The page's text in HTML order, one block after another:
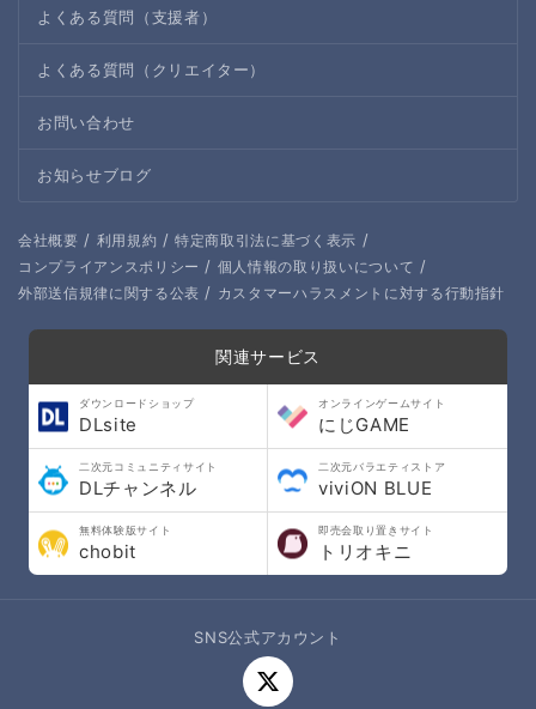
よくある質問（支援者）
よくある質問（クリエイター）
お問い合わせ
お知らせブログ
会社概要 / 利用規約 / 特定商取引法に基づく表示 /
コンプライアンスポリシー / 個人情報の取り扱いについて /
外部送信規律に関する公表 / カスタマーハラスメントに対する行動指針
関連サービス
ダウンロードショップ
DLsite
オンラインゲームサイト
にじGAME
二次元コミュニティサイト
DLチャンネル
二次元バラエティストア
viviON BLUE
無料体験版サイト
chobit
即売会取り置きサイト
トリオキニ
SNS公式アカウント